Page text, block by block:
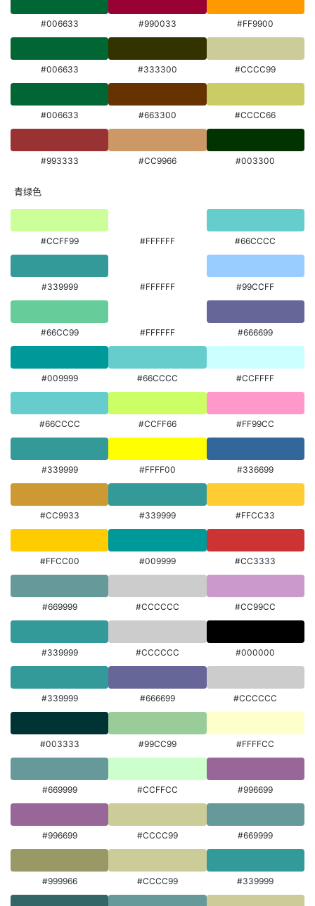
#006633 #990033 #FF9900
#006633 #333300 #CCCC99
#006633 #663300 #CCCC66
#993333 #CC9966 #003300
青绿色
#CCFF99 #FFFFFF #66CCCC
#339999 #FFFFFF #99CCFF
#66CC99 #FFFFFF #666699
#009999 #66CCCC #CCFFFF
#66CCCC #CCFF66 #FF99CC
#339999 #FFFF00 #336699
#CC9933 #339999 #FFCC33
#FFCC00 #009999 #CC3333
#669999 #CCCCCC #CC99CC
#339999 #CCCCCC #000000
#339999 #666699 #CCCCCC
#003333 #99CC99 #FFFFCC
#669999 #CCFFCC #996699
#996699 #CCCC99 #669999
#999966 #CCCC99 #339999